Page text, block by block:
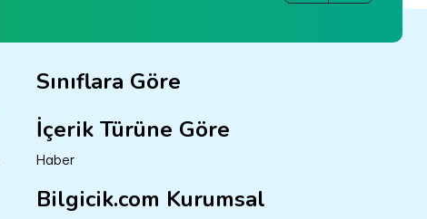
Sınıflara Göre
İçerik Türüne Göre
Haber
Bilgicik.com Kurumsal